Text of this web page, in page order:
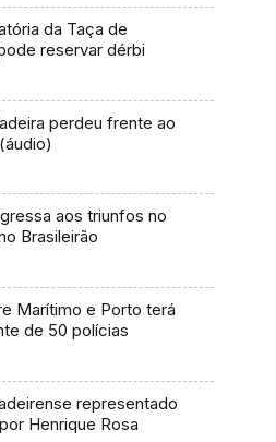
da Taça de
reservar dérbi
perdeu frente ao
aos triunfos no
Brasileirão
Marítimo e Porto terá
de 50 polícias
representado
Henrique Rosa